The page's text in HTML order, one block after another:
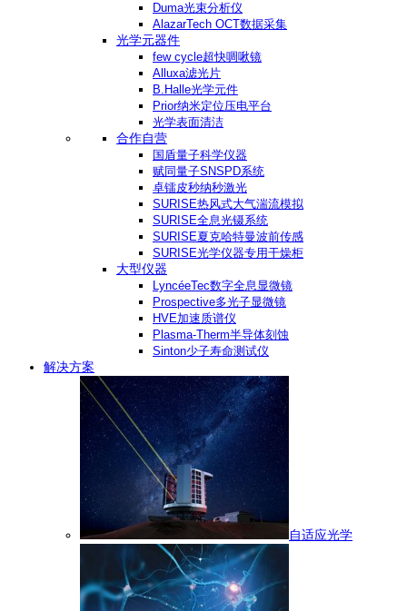
Duma光束分析仪
AlazarTech OCT数据采集
光学元器件
few cycle超快啁啾镜
Alluxa滤光片
B.Halle光学元件
Prior纳米定位压电平台
光学表面清洁
合作自营
国盾量子科学仪器
赋同量子SNSPD系统
卓镭皮秒纳秒激光
SURISE热风式大气湍流模拟
SURISE全息光镊系统
SURISE夏克哈特曼波前传感
SURISE光学仪器专用干燥柜
大型仪器
LyncéeTec数字全息显微镜
Prospective多光子显微镜
HVE加速质谱仪
Plasma-Therm半导体刻蚀
Sinton少子寿命测试仪
解决方案
自适应光学